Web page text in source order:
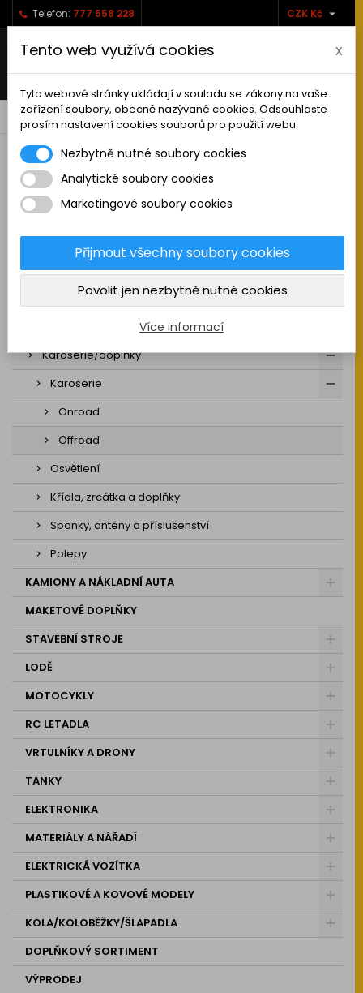
Telefon: 777 558 228 CZK Kč 
   shopping_cart0
RC AUTA
Sestavená auta elektro
Stavebnice aut elektro
Auta na spalovací motor
Náhradní díly
Karoserie/doplňky
Karoserie
Onroad
Offroad
Osvětlení
Křídla, zrcátka a doplňky
Sponky, antény a příslušenství
Polepy
KAMIONY A NÁKLADNÍ AUTA
MAKETOVÉ DOPLŇKY
STAVEBNÍ STROJE
LODĚ
MOTOCYKLY
RC LETADLA
VRTULNÍKY A DRONY
TANKY
ELEKTRONIKA
MATERIÁLY A NÁŘADÍ
ELEKTRICKÁ VOZÍTKA
PLASTIKOVÉ A KOVOVÉ MODELY
KOLA/KOLOBĚŽKY/ŠLAPADLA
DOPLŇKOVÝ SORTIMENT
VÝPRODEJ
Tento web využívá cookies x
Tyto webové stránky ukládají v souladu se zákony na vaše
zařízení soubory, obecně nazývané cookies. Odsouhlaste
prosím nastavení cookies souborů pro použití webu.
Nezbytně nutné soubory cookies
Analytické soubory cookies
Marketingové soubory cookies
Přijmout všechny soubory cookies
Povolit jen nezbytně nutné cookies
Více informací